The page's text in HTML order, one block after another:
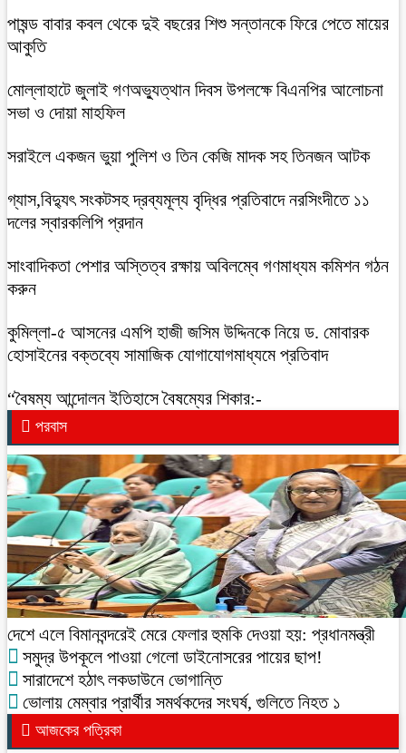
পাষন্ড বাবার কবল থেকে দুই বছরের শিশু সন্তানকে ফিরে পেতে মায়ের
আকুতি
মোল্লাহাটে জুলাই গণঅভ্যুত্থান দিবস উপলক্ষে বিএনপির আলোচনা
সভা ও দোয়া মাহফিল
সরাইলে একজন ভুয়া পুলিশ ও তিন কেজি মাদক সহ তিনজন আটক
গ্যাস,বিদ্যুৎ সংকটসহ দ্রব্যমূল্য বৃদ্ধির প্রতিবাদে নরসিংদীতে ১১
দলের স্বারকলিপি প্রদান
সাংবাদিকতা পেশার অস্তিত্ব রক্ষায় অবিলম্বে গণমাধ্যম কমিশন গঠন
করুন
কুমিল্লা-৫ আসনের এমপি হাজী জসিম উদ্দিনকে নিয়ে ড. মোবারক
হোসাইনের বক্তব্যে সামাজিক যোগাযোগমাধ্যমে প্রতিবাদ
“বৈষম্য আন্দোলন ইতিহাসে বৈষম্যের শিকার:-
পরবাস
দেশে এলে বিমানবন্দরেই মেরে ফেলার হুমকি দেওয়া হয়: প্রধানমন্ত্রী
সমুদ্র উপকূলে পাওয়া গেলো ডাইনোসরের পায়ের ছাপ!
সারাদেশে হঠাৎ লকডাউনে ভোগান্তি
ভোলায় মেম্বার প্রার্থীর সমর্থকদের সংঘর্ষ, গুলিতে নিহত ১
আজকের পত্রিকা